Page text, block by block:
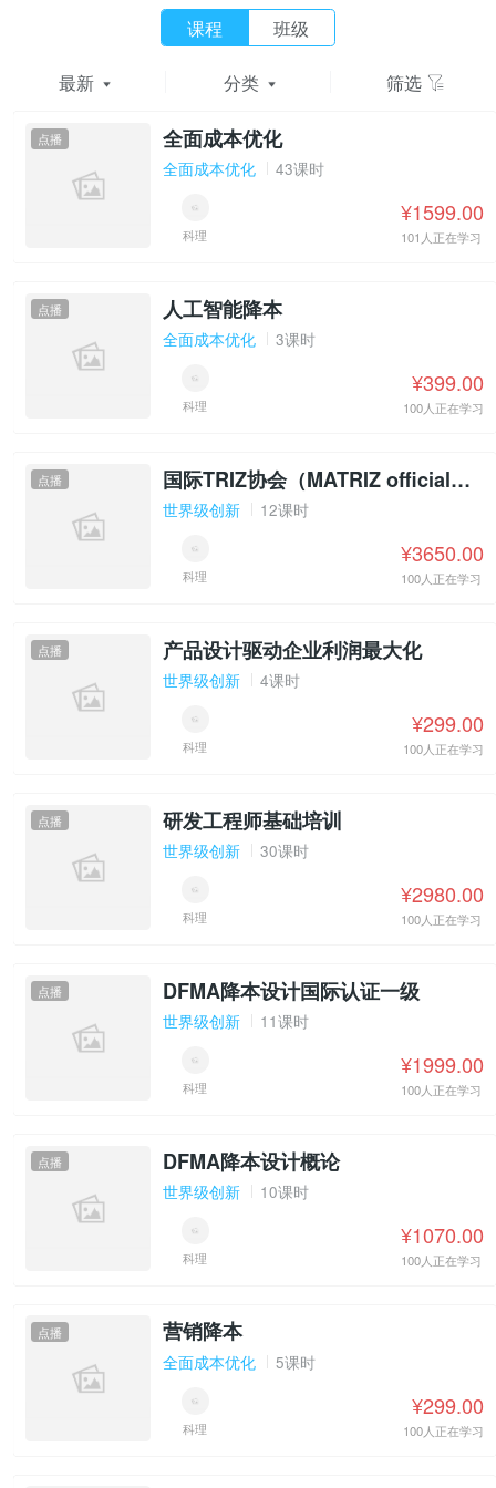
课程 班级
最新 分类 筛选
点播 全面成本优化
全面成本优化 43课时
科理
¥1599.00
101人正在学习
点播 人工智能降本
全面成本优化 3课时
科理
¥399.00
100人正在学习
点播 国际TRIZ协会（MATRIZ official）一级认证
世界级创新 12课时
科理
¥3650.00
100人正在学习
点播 产品设计驱动企业利润最大化
世界级创新 4课时
科理
¥299.00
100人正在学习
点播 研发工程师基础培训
世界级创新 30课时
科理
¥2980.00
100人正在学习
点播 DFMA降本设计国际认证一级
世界级创新 11课时
科理
¥1999.00
100人正在学习
点播 DFMA降本设计概论
世界级创新 10课时
科理
¥1070.00
100人正在学习
点播 营销降本
全面成本优化 5课时
科理
¥299.00
100人正在学习